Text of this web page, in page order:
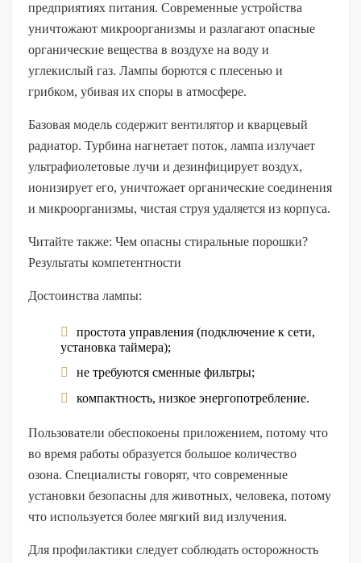
предприятиях питания. Современные устройства
уничтожают микроорганизмы и разлагают опасные
органические вещества в воздухе на воду и
углекислый газ. Лампы борются с плесенью и
грибком, убивая их споры в атмосфере.
Базовая модель содержит вентилятор и кварцевый
радиатор. Турбина нагнетает поток, лампа излучает
ультрафиолетовые лучи и дезинфицирует воздух,
ионизирует его, уничтожает органические соединения
и микроорганизмы, чистая струя удаляется из корпуса.
Читайте также: Чем опасны стиральные порошки?
Результаты компетентности
Достоинства лампы:
простота управления (подключение к сети,
установка таймера);
не требуются сменные фильтры;
компактность, низкое энергопотребление.
Пользователи обеспокоены приложением, потому что
во время работы образуется большое количество
озона. Специалисты говорят, что современные
установки безопасны для животных, человека, потому
что используется более мягкий вид излучения.
Для профилактики следует соблюдать осторожность